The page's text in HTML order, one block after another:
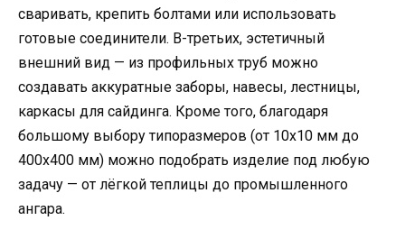
сваривать, крепить болтами или использовать
готовые соединители. В-третьих, эстетичный
внешний вид — из профильных труб можно
создавать аккуратные заборы, навесы, лестницы,
каркасы для сайдинга. Кроме того, благодаря
большому выбору типоразмеров (от 10х10 мм до
400х400 мм) можно подобрать изделие под любую
задачу — от лёгкой теплицы до промышленного
ангара.